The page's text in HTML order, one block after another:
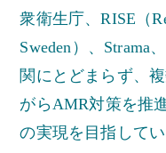
衆衛生庁、RISE（
Sweden）、Strama
関にとどまらず、
がらAMR対策を推
の実現を目指してい